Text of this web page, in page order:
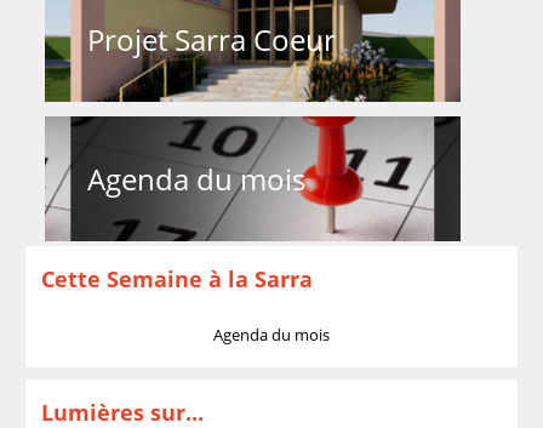
Projet Sarra Coeur
Agenda du mois
Cette Semaine à la Sarra
Agenda du mois
Lumières sur...